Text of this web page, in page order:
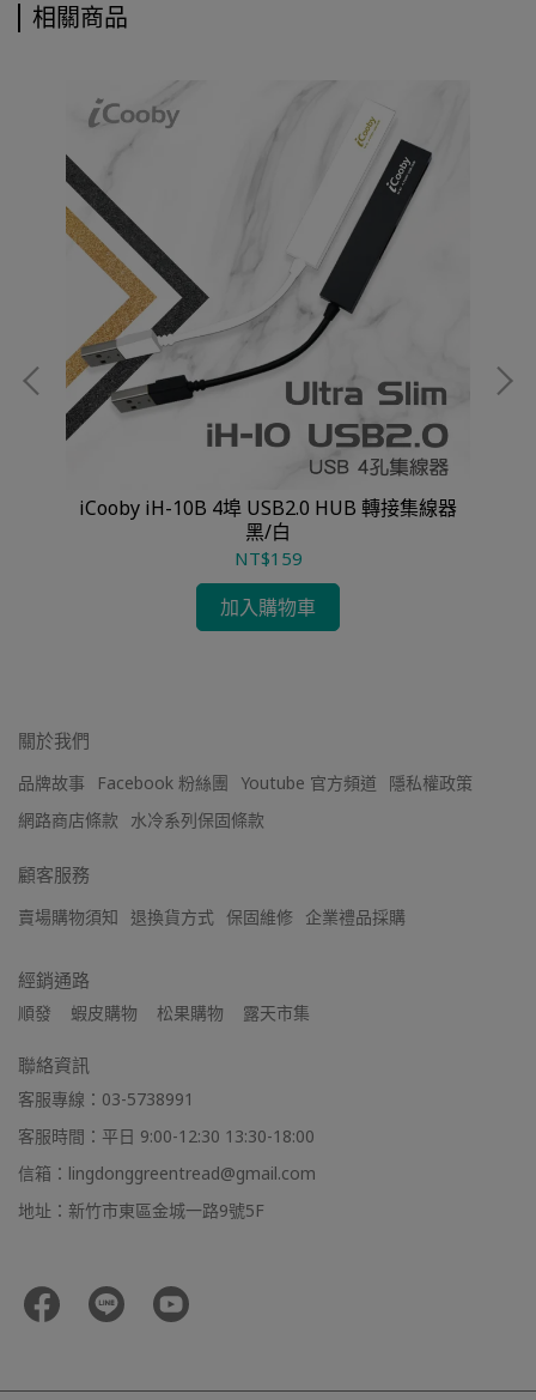
相關商品
iCooby iH-10B 4埠 USB2.0 HUB 轉接集線器
黑/白
NT$159
加入購物車
關於我們
品牌故事 Facebook 粉絲團 Youtube 官方頻道
隱私權政策
網路商店條款
水冷系列保固條款
顧客服務
賣場購物須知 退換貨方式 保固維修 企業禮品採購
經銷通路
順發    蝦皮購物    松果購物    露天市集
聯絡資訊
客服專線：03-5738991
客服時間：平日 9:00-12:30 13:30-18:00
信箱：lingdonggreentread@gmail.com
地址：新竹市東區金城一路9號5F